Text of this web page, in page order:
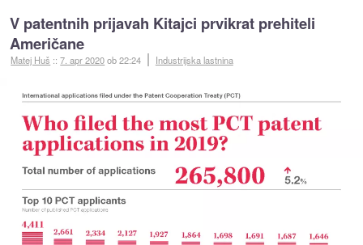
V patentnih prijavah Kitajci prvikrat prehiteli
Američane
Matej Huš ::7. apr 2020ob 22:24 Industrijska lastnina